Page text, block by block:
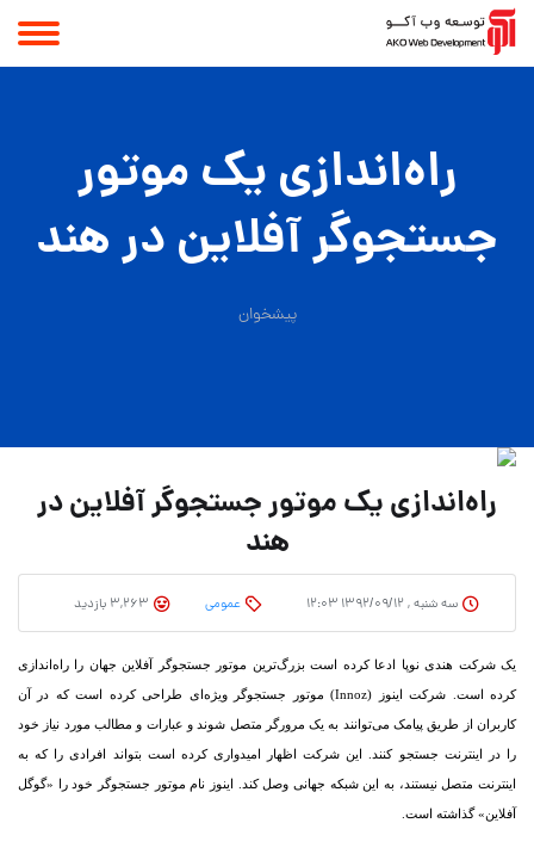
راه‏‌اندازی یک موتور
جستجوگر آفلاین در هند
پیشخوان
راه‏‌اندازی یک موتور جستجوگر آفلاین در
هند
سه شنبه , ۱۳۹۲/۰۹/۱۲ ۱۲:۰۳ عمومی
یک شرکت هندی نوپا ادعا کرده است بزرگ‌ترین موتور جستجوگر آفلاین جهان را راه‌‏اندازی
کرده است. شرکت اینوز (Innoz) موتور جستجوگر ویژه‏‌ای طراحی کرده است که در آن
کاربران از طریق پیامک می‌‏توانند به یک مرورگر متصل شوند و عبارات و مطالب مورد نیاز خود
را در اینترنت جستجو کنند. این شرکت اظهار امیدواری کرده است بتواند افرادی را که به
اینترنت متصل نیستند، به این شبکه جهانی وصل کند. اینوز نام موتور جستجوگر خود را «گوگل
آفلاین» گذاشته است.